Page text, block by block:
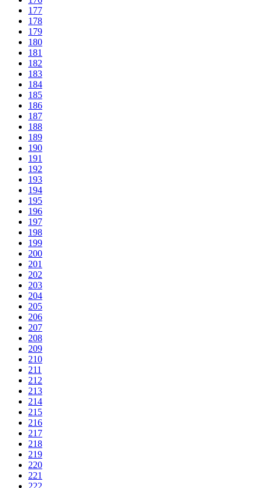
177
178
179
180
181
182
183
184
185
186
187
188
189
190
191
192
193
194
195
196
197
198
199
200
201
202
203
204
205
206
207
208
209
210
211
212
213
214
215
216
217
218
219
220
221
222